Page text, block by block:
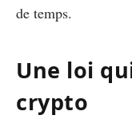
de temps.
Une loi
crypto